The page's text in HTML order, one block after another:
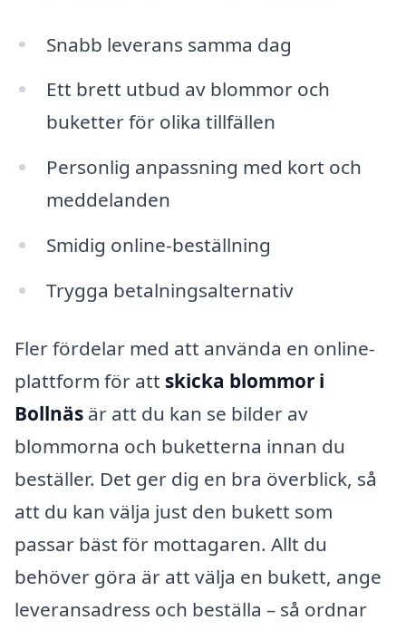
Snabb leverans samma dag
Ett brett utbud av blommor och
buketter för olika tillfällen
Personlig anpassning med kort och
meddelanden
Smidig online-beställning
Trygga betalningsalternativ
Fler fördelar med att använda en online-
plattform för att skicka blommor i
Bollnäs är att du kan se bilder av
blommorna och buketterna innan du
beställer. Det ger dig en bra överblick, så
att du kan välja just den bukett som
passar bäst för mottagaren. Allt du
behöver göra är att välja en bukett, ange
leveransadress och beställa – så ordnar